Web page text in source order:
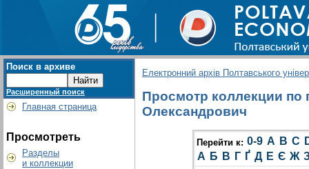
Поиск в архиве
Расширенный поиск
Главная страница
Просмотреть
Разделы
и коллекции
Електронний архів Полтавського
Просмотр коллекции по
Олександрович
Перейти к: 0-9 A B C
А Б В Г Ґ Д Е Є Ж